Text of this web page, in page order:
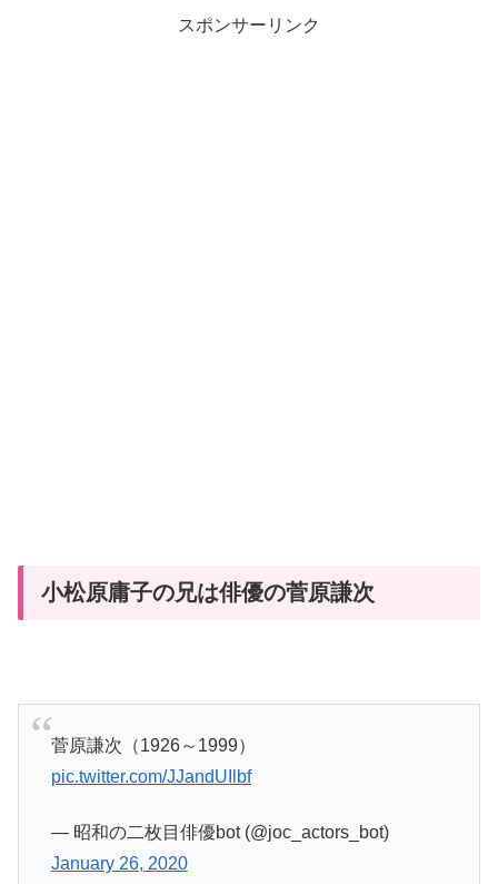
スポンサーリンク
小松原庸子の兄は俳優の菅原謙次
菅原謙次（1926～1999）
pic.twitter.com/JJandUIlbf
— 昭和の二枚目俳優bot (@joc_actors_bot)
January 26, 2020